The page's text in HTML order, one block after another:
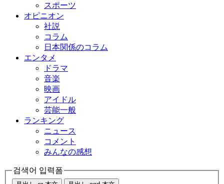
スポーツ
オピニオン
社説
コラム
日本関係のコラム
エンタメ
ドラマ
音楽
映画
アイドル
芸能一般
ランキング
ニュース
コメント
みんなの感想
검색어 입력폼